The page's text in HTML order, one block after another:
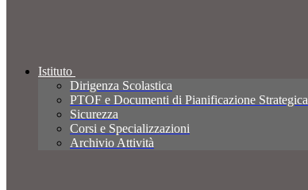
Istituto
Dirigenza Scolastica
PTOF e Documenti di Pianificazione Strategica
Sicurezza
Corsi e Specializzazioni
Archivio Attività